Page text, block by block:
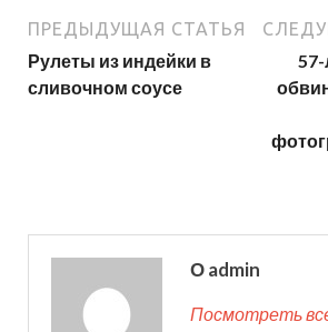
ПРЕДЫДУЩАЯ СТАТЬЯ
Рулеты из индейки в
сливочном соусе
О admin
Посмотреть